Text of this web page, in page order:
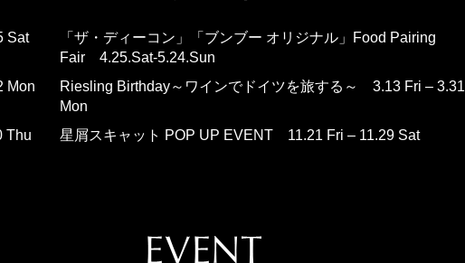
Sat
「ザ・ディーコン」「ブンブー オリジナル」Food Pairing
Fair 4.25.Sat-5.24.Sun
Mon
Riesling Birthday～ワインでドイツを旅する～ 3.13 Fri – 3.31
Mon
Thu
星屑スキャット POP UP EVENT 11.21 Fri – 11.29 Sat